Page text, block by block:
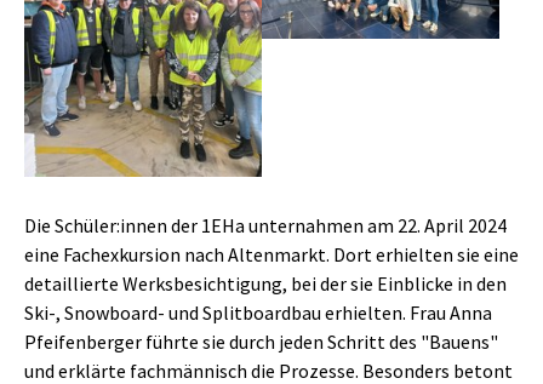
Die Schüler:innen der 1EHa unternahmen am 22. April 2024
eine Fachexkursion nach Altenmarkt. Dort erhielten sie eine
detaillierte Werksbesichtigung, bei der sie Einblicke in den
Ski-, Snowboard- und Splitboardbau erhielten. Frau Anna
Pfeifenberger führte sie durch jeden Schritt des "Bauens"
und erklärte fachmännisch die Prozesse. Besonders betont